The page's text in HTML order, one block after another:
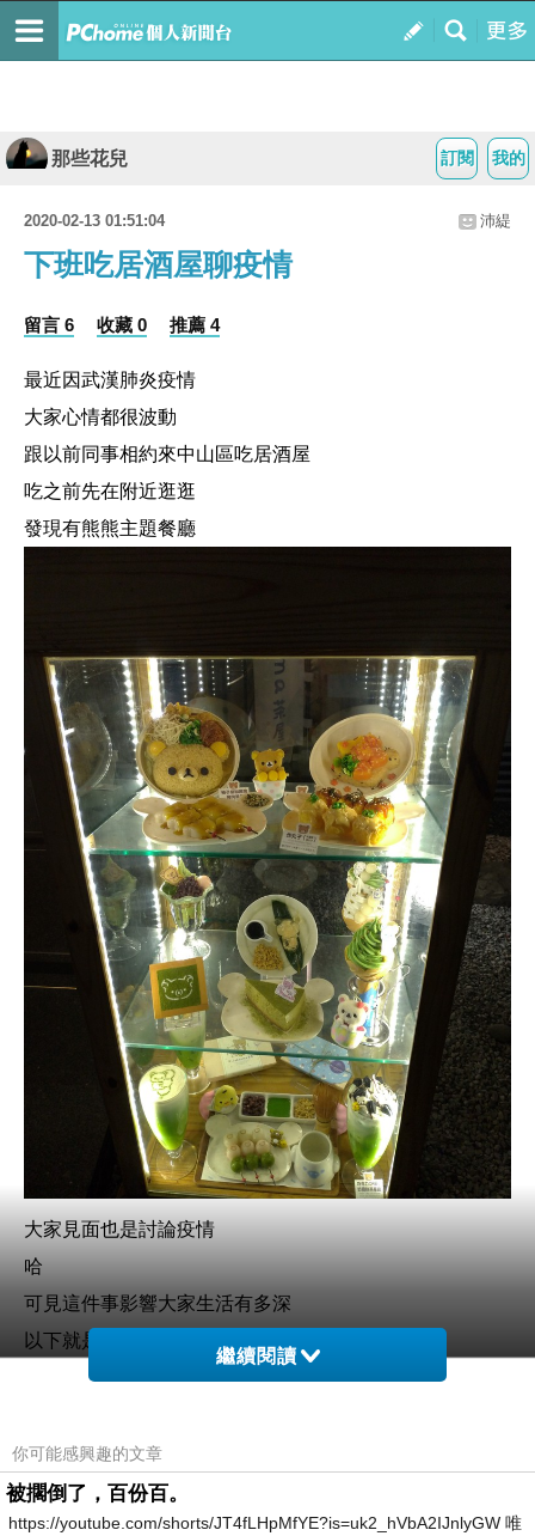
我的
訂閱
那些花兒
2020-02-13 01:51:04 沛緹
下班吃居酒屋聊疫情
留言 6 收藏 0 推薦 4
最近因武漢肺炎疫情
大家心情都很波動
跟以前同事相約來中山區吃居酒屋
吃之前先在附近逛逛
發現有熊熊主題餐廳
大家見面也是討論疫情
哈
可見這件事影響大家生活有多深
以下就是我拍的美食照
餐廳門口
繼續閱讀
你可能感興趣的文章
被擱倒了，百份百。
https://youtube.com/shorts/JT4fLHpMfYE?is=uk2_hVbA2IJnlyGW 唯